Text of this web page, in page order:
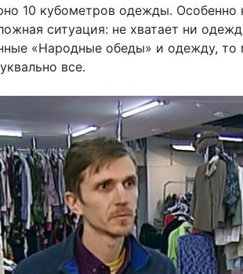
10 кубометров одежды. Особенно
ситуация: не хватает ни
«Народные обеды» и одежду, то
все.